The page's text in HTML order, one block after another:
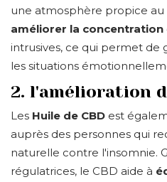
une atmosphère propice
améliorer la concentration
intrusives, ce qui permet
les situations
2. l'amélioration
Les Huile de CBD est
auprès des personnes qui
naturelle contre l'insomnie.
régulatrices, le CBD aide à